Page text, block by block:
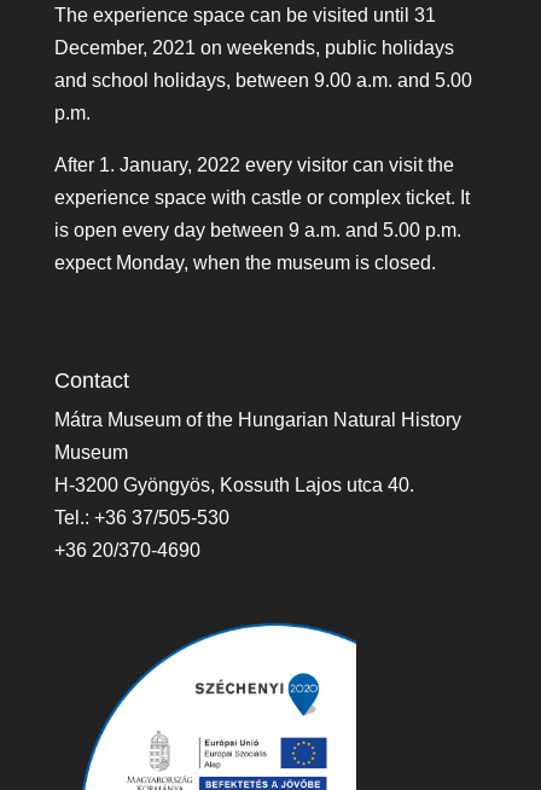
The experience space can be visited until 31
December, 2021 on weekends, public holidays
and school holidays, between 9.00 a.m. and 5.00
p.m.
After 1. January, 2022 every visitor can visit the
experience space with castle or complex ticket. It
is open every day between 9 a.m. and 5.00 p.m.
expect Monday, when the museum is closed.
Contact
Mátra Museum of the Hungarian Natural History
Museum
H-3200 Gyöngyös, Kossuth Lajos utca 40.
Tel.: +36 37/505-530
+36 20/370-4690